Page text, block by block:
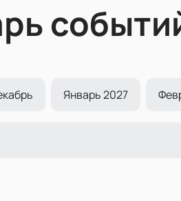
Январь 2027